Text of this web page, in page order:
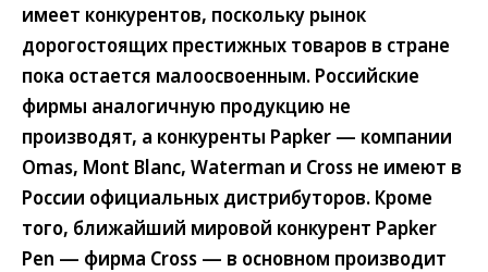
имеет конкурентов, поскольку рынок
дорогостоящих престижных товаров в стране
пока остается малоосвоенным. Российские
фирмы аналогичную продукцию не
производят, а конкуренты Papker — компании
Omas, Mont Blanc, Waterman и Сross не имеют в
России официальных дистрибуторов. Кроме
того, ближайший мировой конкурент Papker
Pen — фирма Cross — в основном производит